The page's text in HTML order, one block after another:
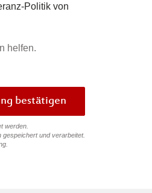
Politik von
helfen.
Bewertung bestätigen
werden.
und verarbeitet.